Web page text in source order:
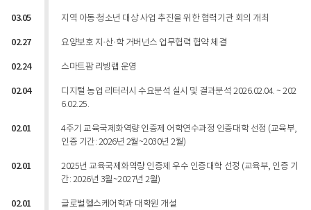
03.05 지역 아동∙청소년 대상 사업 추진을 위한 협력기관 회의 개최
02.27 요양보호 지·산·학 거버넌스 업무협력 협약 체결
02.24 스마트팜 리빙랩 운영
02.04
디지털 농업 리터러시 수요분석 실시 및 결과분석 2026.02.04. ~ 202
6.02.25.
02.01
4주기 교육국제화역량 인증제 어학연수과정 인증대학 선정 (교육부,
인증 기간: 2026년 2월~2030년 2월)
02.01
2025년 교육국제화역량 인증제 우수 인증대학 선정 (교육부, 인증 기
간: 2026년 3월~2027년 2월)
02.01 글로벌헬스케어학과 대학원 개설